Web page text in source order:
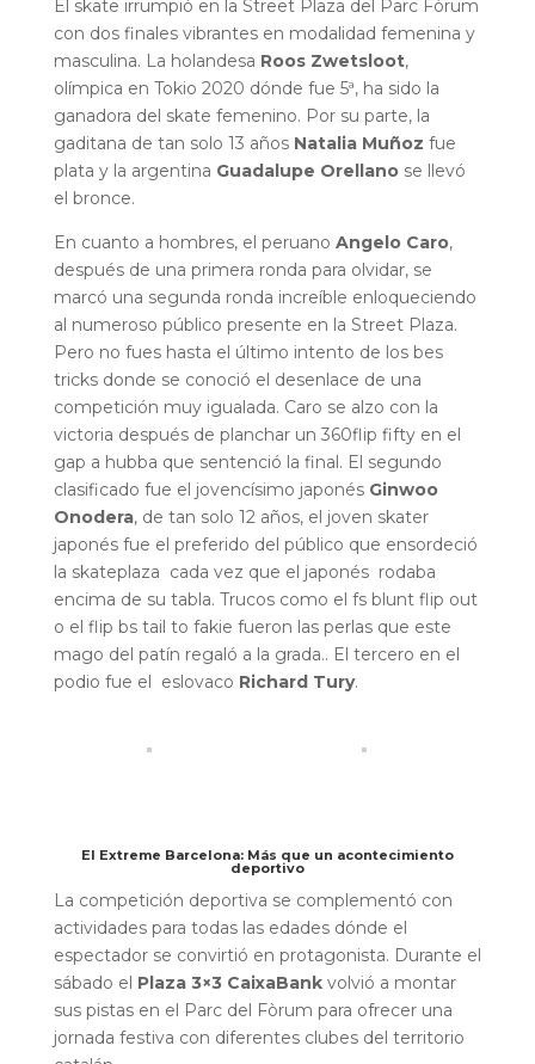
El skate irrumpió en la Street Plaza del Parc Fòrum
con dos finales vibrantes en modalidad femenina y
masculina. La holandesa Roos Zwetsloot,
olímpica en Tokio 2020 dónde fue 5ª, ha sido la
ganadora del skate femenino. Por su parte, la
gaditana de tan solo 13 años Natalia Muñoz fue
plata y la argentina Guadalupe Orellanose llevó
el bronce.
En cuanto a hombres, el peruano Angelo Caro,
después de una primera ronda para olvidar, se
marcó una segunda ronda increíble enloqueciendo
al numeroso público presente en la Street Plaza.
Pero no fues hasta el último intento de los bes
tricks donde se conoció el desenlace de una
competición muy igualada. Caro se alzo con la
victoria después de planchar un 360flip fifty en el
gap a hubba que sentenció la final. El segundo
clasificado fue el jovencísimo japonés Ginwoo
Onodera, de tan solo 12 años, el joven skater
japonés fue el preferido del público que ensordeció
la skateplaza cada vez que el japonés rodaba
encima de su tabla. Trucos como el fs blunt flip out
o el flip bs tail to fakie fueron las perlas que este
mago del patín regaló a la grada.. El tercero en el
podio fue el eslovaco Richard Tury.
El Extreme Barcelona: Más que un acontecimiento
deportivo
La competición deportiva se complementó con
actividades para todas las edades dónde el
espectador se convirtió en protagonista. Durante el
sábado el Plaza 3×3 CaixaBankvolvió a montar
sus pistas en el Parc del Fòrum para ofrecer una
jornada festiva con diferentes clubes del territorio